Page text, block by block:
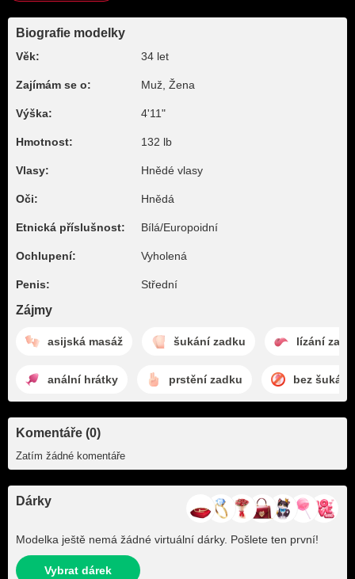
Biografie modelky
Věk: 34 let
Zajímám se o: Muž, Žena
Výška: 4'11"
Hmotnost: 132 lb
Vlasy: Hnědé vlasy
Oči: Hnědá
Etnická příslušnost: Bílá/Europoidní
Ochlupení: Vyholená
Penis: Střední
Zájmy
asijská masáž šukání zadku lízání
anální hrátky prstění zadku bez šukání
Komentáře (0)
Zatím žádné komentáře
Dárky
Modelka ještě nemá žádné virtuální dárky. Pošlete ten první!
Vybrat dárek